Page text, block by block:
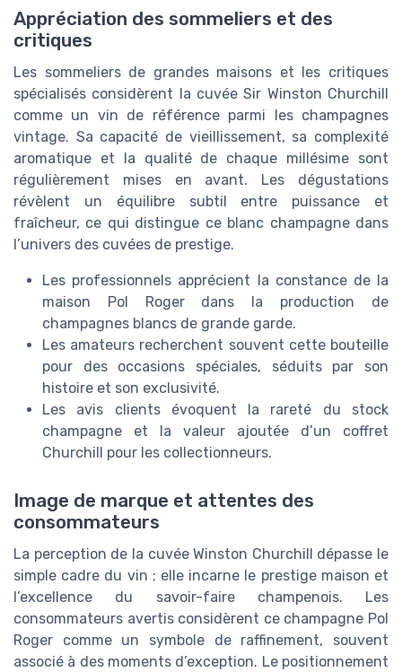
Appréciation des sommeliers et des
critiques
Les sommeliers de grandes maisons et les critiques
spécialisés considèrent la cuvée Sir Winston Churchill
comme un vin de référence parmi les champagnes
vintage. Sa capacité de vieillissement, sa complexité
aromatique et la qualité de chaque millésime sont
régulièrement mises en avant. Les dégustations
révèlent un équilibre subtil entre puissance et
fraîcheur, ce qui distingue ce blanc champagne dans
l’univers des cuvées de prestige.
Les professionnels apprécient la constance de la
maison Pol Roger dans la production de
champagnes blancs de grande garde.
Les amateurs recherchent souvent cette bouteille
pour des occasions spéciales, séduits par son
histoire et son exclusivité.
Les avis clients évoquent la rareté du stock
champagne et la valeur ajoutée d’un coffret
Churchill pour les collectionneurs.
Image de marque et attentes des
consommateurs
La perception de la cuvée Winston Churchill dépasse le
simple cadre du vin ; elle incarne le prestige maison et
l’excellence du savoir-faire champenois. Les
consommateurs avertis considèrent ce champagne Pol
Roger comme un symbole de raffinement, souvent
associé à des moments d’exception. Le positionnement